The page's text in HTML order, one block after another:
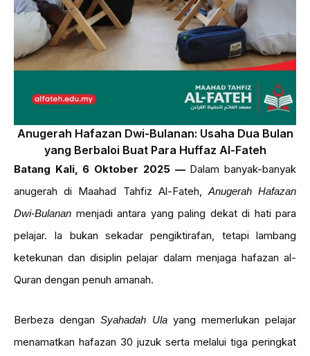
Anugerah Hafazan Dwi-Bulanan: Usaha Dua Bulan
yang Berbaloi Buat Para Huffaz Al-Fateh
Batang Kali, 6 Oktober 2025 —Dalam banyak-banyak
anugerah di Maahad Tahfiz Al-Fateh, Anugerah Hafazan
Dwi-Bulanan menjadi antara yang paling dekat di hati para
pelajar. Ia bukan sekadar pengiktirafan, tetapi lambang
ketekunan dan disiplin pelajar dalam menjaga hafazan al-
Quran dengan penuh amanah.
Berbeza denganSyahadah Ulayang memerlukan pelajar
menamatkan hafazan 30 juzuk serta melalui tiga peringkat